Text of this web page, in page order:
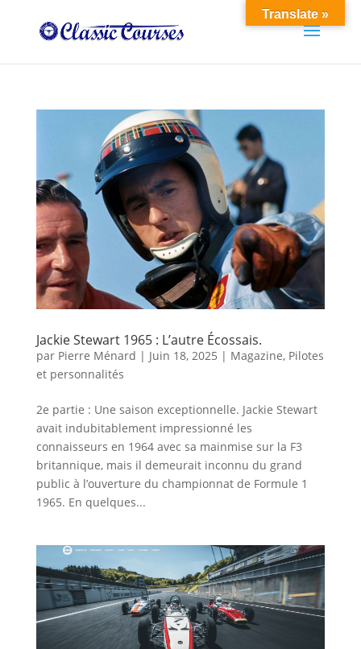
Jackie Stewart 1965 : L’autre Écossais.
par Pierre Ménard | Juin 18, 2025 | Magazine, Pilotes
et personnalités
2e partie : Une saison exceptionnelle. Jackie Stewart
avait indubitablement impressionné les
connaisseurs en 1964 avec sa mainmise sur la F3
britannique, mais il demeurait inconnu du grand
public à l’ouverture du championnat de Formule 1
1965. En quelques...
Translate »